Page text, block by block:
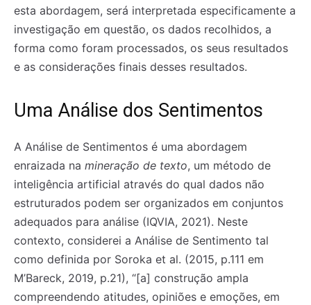
esta abordagem, será interpretada especificamente a
investigação em questão, os dados recolhidos, a
forma como foram processados, os seus resultados
e as considerações finais desses resultados.
Uma Análise dos Sentimentos
A Análise de Sentimentos é uma abordagem
enraizada na mineração de texto, um método de
inteligência artificial através do qual dados não
estruturados podem ser organizados em conjuntos
adequados para análise (IQVIA, 2021). Neste
contexto, considerei a Análise de Sentimento tal
como definida por Soroka et al. (2015, p.111 em
M’Bareck, 2019, p.21), “[a] construção ampla
compreendendo atitudes, opiniões e emoções, em